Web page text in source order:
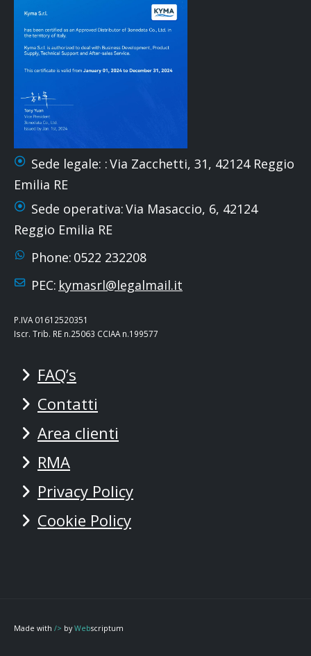
Sede legale: :Via Zacchetti, 31, 42124 Reggio
Emilia RE
Sede operativa:Via Masaccio, 6, 42124
Reggio Emilia RE
Phone: 0522 232208
PEC: kymasrl@legalmail.it
P.IVA 01612520351
Iscr. Trib. RE n.25063 CCIAA n.199577
FAQ’s
Contatti
Area clienti
RMA
Privacy Policy
Cookie Policy
Made with /> by Webscriptum